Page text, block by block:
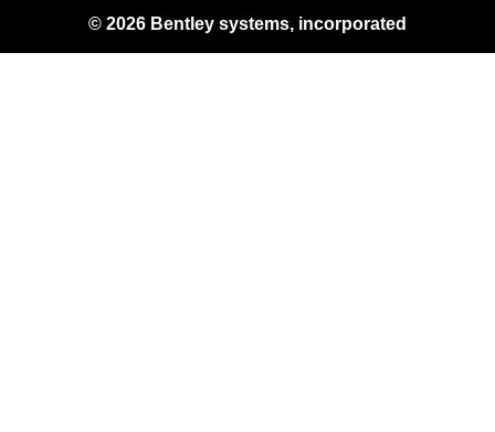
© 2026 Bentley systems, incorporated